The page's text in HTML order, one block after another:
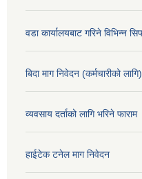
वडा कार्यालयबाट गरिने विभिन्न
बिदा माग निवेदन (कर्मचारीको लागि)
व्यवसाय दर्ताको लागि भरिने फाराम
हाईटेक टनेल माग निवेदन